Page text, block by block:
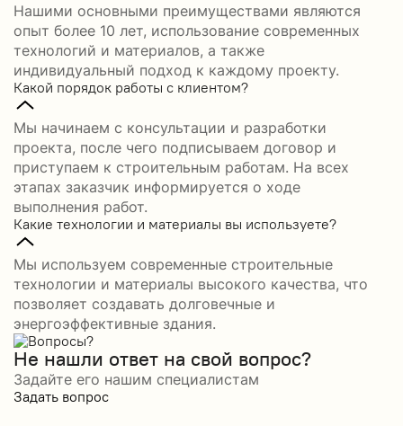
Нашими основными преимуществами являются
опыт более 10 лет, использование современных
технологий и материалов, а также
индивидуальный подход к каждому проекту.
Какой порядок работы с клиентом?
Мы начинаем с консультации и разработки
проекта, после чего подписываем договор и
приступаем к строительным работам. На всех
этапах заказчик информируется о ходе
выполнения работ.
Какие технологии и материалы вы используете?
Мы используем современные строительные
технологии и материалы высокого качества, что
позволяет создавать долговечные и
энергоэффективные здания.
Не нашли ответ на свой вопрос?
Задайте его нашим специалистам
Задать вопрос